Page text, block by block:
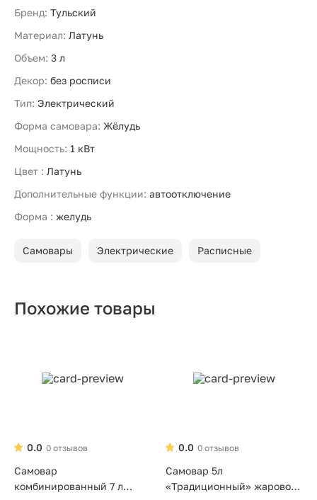
Бренд: Тульский
Материал: Латунь
Объем: 3 л
Декор: без росписи
Тип: Электрический
Форма самовара: Жёлудь
Мощность: 1 кВт
Цвет : Латунь
Дополнительные функции: автоотключение
Форма : желудь
Самовары Электрические Расписные
Похожие товары
0 отзывов
0.0
Самовар
комбинированный 7 л
0 отзывов
0.0
Самовар 5л
«Традиционный» жаровой